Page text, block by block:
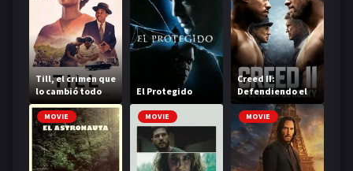
Till, el crimen que
lo cambió todo
El Protegido
Creed II:
Defendiendo el
legado
MOVIE MOVIE MOVIE